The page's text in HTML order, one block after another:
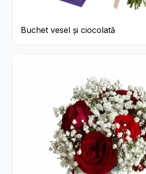
Buchet vesel și ciocolată